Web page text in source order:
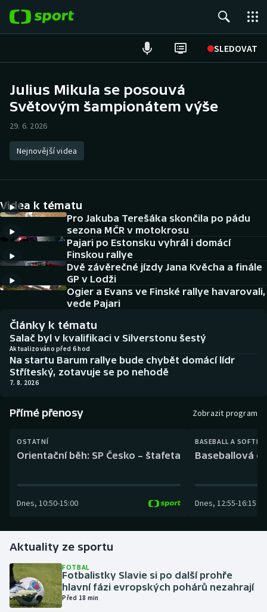
SLEDOVAT
Hokej
Atletika
DALŠÍ SPORTY
Americký fotbal
Baseball a softbal
Biatlon
Boby a skeleton
Curling
Dostihy
Futsal
Golf
Gymnastika
Házená
NEPŘEHLÉDNĚTE
Historické návraty
Aplikace ČT sport
AZ kvíz
Julius Mikula se posouvá
Světovým šampionátem výše
29. 6. 2026
Nejnovější videa
Videa k tématu
Pro Jakuba Terešáka skončila po pádu
sezona MČR v motokrosu
Pajari po Estonsku vyhrál i domácí
Finskou rallye
Dvě závěrečné jízdy Jana Kvěcha a finále
GP v Lodži
Ogier a Evans ve Finské rallye havarovali,
vede Pajari
Články k tématu
Salač byl v kvalifikaci v Silverstonu šestý
Aktualizováno před 6 hod
Na startu Barum rallye bude chybět domácí lídr
Stříteský, zotavuje se po nehodě
7. 8. 2026
Přímé přenosy Zobrazit program
OSTATNÍ
Orientační běh: SP Česko – štafeta
Dnes, 10:50-15:00
BASEBALL A
Baseballová
Dnes, 12:55-16:15
Aktuality ze sportu
FOTBAL
Fotbalistky Slavie si po další prohře
hlavní fázi evropských pohárů nezahrají
Před 18 min